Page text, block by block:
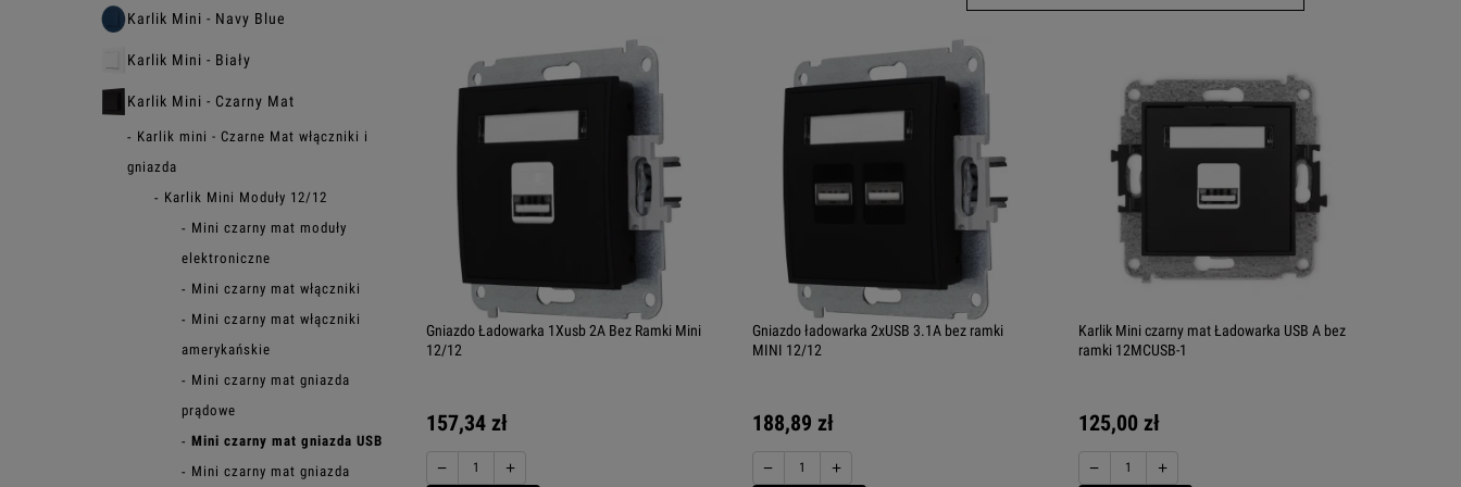
Karlik Mini - Navy Blue
Karlik Mini - Biały
Karlik Mini - Czarny Mat
Karlik mini - Czarne Mat włączniki i
gniazda
Karlik Mini Moduły 12/12
Mini czarny mat moduły
elektroniczne
Mini czarny mat włączniki
Mini czarny mat włączniki
amerykańskie
Mini czarny mat gniazda
prądowe
Mini czarny mat gniazda USB
Mini czarny mat gniazda
Gniazdo Ładowarka 1Xusb 2A Bez Ramki Mini
12/12
157,34 zł
− +
Gniazdo ładowarka 2xUSB 3.1A bez ramki
MINI 12/12
188,89 zł
− +
Karlik Mini czarny mat Ładowarka USB A bez
ramki 12MCUSB-1
125,00 zł
− +